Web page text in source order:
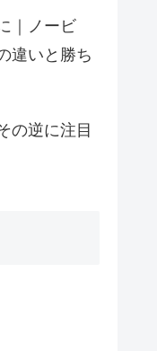
｜ノービ
違いと勝ち
の逆に注目